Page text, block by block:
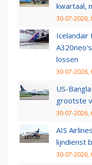
kwartaal,
30-07-2026,
lossen
30-07-2026,
US-
grootste
30-07-2026,
AIS
lijndienst
30-07-2026,